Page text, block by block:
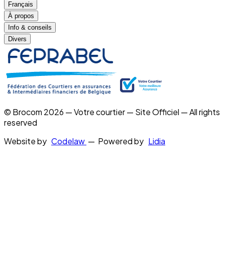
Français
À propos
Info & conseils
Divers
© Brocom 2026 — Votre courtier — Site Officiel — All rights
reserved
Website by Codelaw — Powered by Lidia